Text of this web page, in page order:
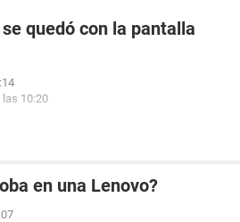
quedó con la pantalla
las 10:20
en una Lenovo?